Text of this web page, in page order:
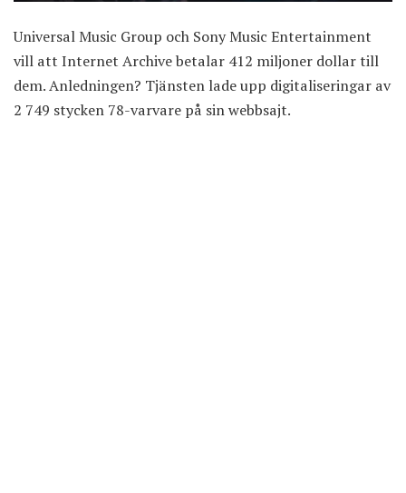
Universal Music Group och Sony Music Entertainment
vill att Internet Archive betalar 412 miljoner dollar till
dem. Anledningen? Tjänsten lade upp digitaliseringar av
2 749 stycken 78-varvare på sin webbsajt.